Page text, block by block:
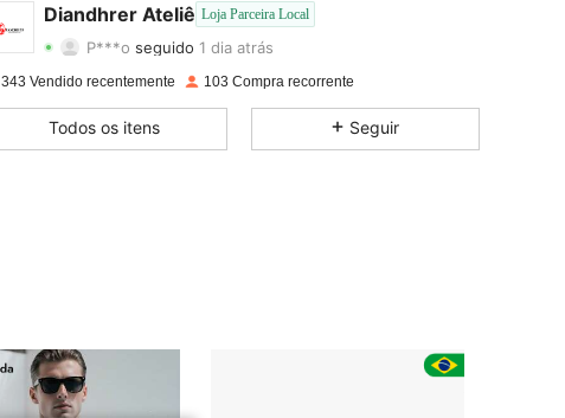
Diandhrer Ateliê Loja Parceira Local
4,71 103 268
P***o seguido 1 dia atrás
4,71
4,71
343 Vendido recentemente 103 Compra recorrente
Todos os itens Seguir